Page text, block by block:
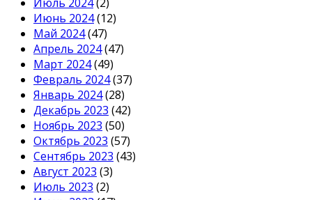
Июнь 2024(12)
Май 2024(47)
Апрель 2024(47)
Март 2024(49)
Февраль 2024(37)
Январь 2024(28)
Декабрь 2023 (42)
Ноябрь 2023 (50)
Октябрь 2023 (57)
Сентябрь 2023 (43)
Август 2023 (3)
Июль 2023 (2)